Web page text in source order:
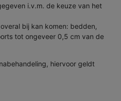
i.v.m. de keuze van het
bij kan komen: bedden,
tot ongeveer 0,5 cm van de
hiervoor geldt